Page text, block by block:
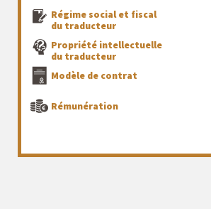
Régime social et fiscal
du traducteur
Propriété intellectuelle
du traducteur
Modèle de contrat
Rémunération